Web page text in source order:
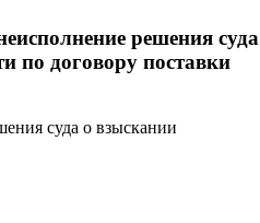
решения суда
по договору поставки
суда о взыскании